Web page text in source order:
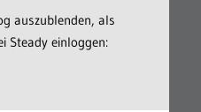
auszublenden, als
Steady einloggen: